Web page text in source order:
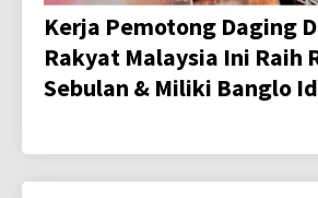
Kerja Pemotong Daging
Rakyat Malaysia Ini Raih
Sebulan & Miliki Banglo